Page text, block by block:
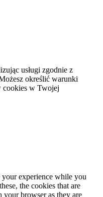
usługi zgodnie z
określić warunki
cookies w Twojej
experience while you
the cookies that are
your browser as they are